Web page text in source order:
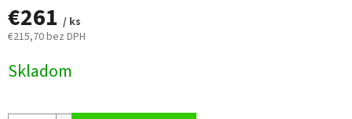
€261 / ks
€215,70 bez DPH
cena:
Skladom